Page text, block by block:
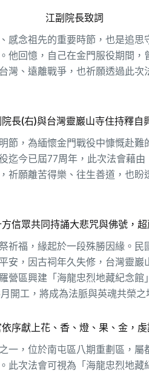
江副院長致詞
感念祖先的重要時節，也是追
他回憶，自己在金門服役期間
灣、遠離戰爭，也祈願透過此
長(右)與台灣靈巖山寺住持釋自
節，為緬懷金門戰役中慷慨赴
迄今已屆77周年，此次法會藉
祈願離苦得樂、往生善道，也
信眾共同持誦大悲咒與佛號，
祈福，緣起於一段殊勝因緣。
安，因古祠年久失修，台灣靈
營區興建「海龍忠烈地藏紀念
開工，將成為法脈與英魂共榮之
序獻上花、香、燈、果、金，
一，位於南屯區八期重劃區，
此次法會可視為「海龍忠烈地